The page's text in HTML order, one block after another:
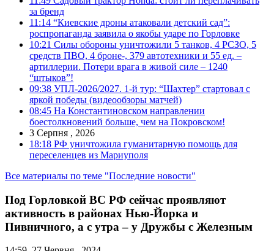
за бренд
11:14 “Киевские дроны атаковали детский сад”:
роспропаганда заявила о якобы ударе по Горловке
10:21 Силы обороны уничтожили 5 танков, 4 РСЗО, 5
средств ПВО, 4 броне-, 379 автотехники и 55 ед. –
артиллерии. Потери врага в живой силе – 1240
“штыков”!
09:38 УПЛ-2026/2027. 1-й тур: “Шахтер” стартовал с
яркой победы (видеообзоры матчей)
08:45 На Константиновском направлении
боестолкновений больше, чем на Покровском!
3 Серпня , 2026
18:18 РФ уничтожила гуманитарную помощь для
переселенцев из Мариуполя
Все материалы по теме "Последние новости"
Под Горловкой ВС РФ сейчас проявляют
активность в районах Нью-Йорка и
Пивничного, а с утра – у Дружбы с Железным